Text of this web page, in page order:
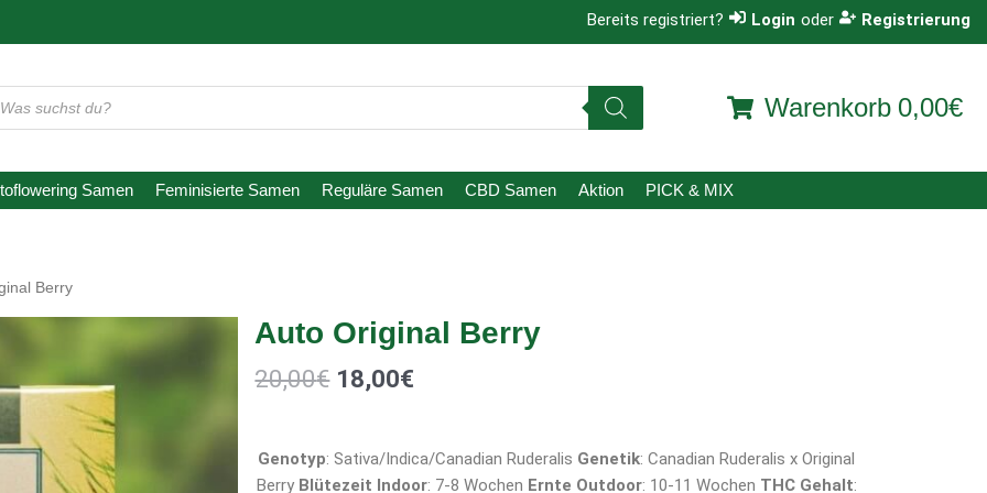
Bereits registriert? Login oder Registrierung
Warenkorb 0,00€
Samen Feminisierte Samen Reguläre Samen CBD Samen Aktion PICK & MIX
Berry
Auto Original Berry
20,00€ 18,00€
Genotyp: Sativa/Indica/Canadian Ruderalis Genetik: Canadian Ruderalis x Original
Berry Blütezeit Indoor: 7-8 Wochen Ernte Outdoor: 10-11 Wochen THC Gehalt: